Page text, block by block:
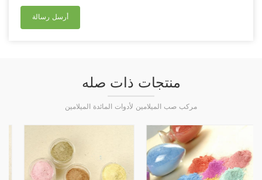
منتجات ذات صله
مركب صب الميلامين لأدوات المائدة الميلامين